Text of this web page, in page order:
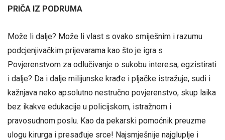
PRIČA IZ PODRUMA
Može li dalje? Može li vlast s ovako smiješnim i razumu
podcjenjivačkim prijevarama kao što je igra s
Povjerenstvom za odlučivanje o sukobu interesa, egzistirati
i dalje? Da i dalje milijunske krađe i pljačke istražuje, sudi i
kažnjava neko apsolutno nestručno povjerenstvo, skup laika
bez ikakve edukacije u policijskom, istražnom i
pravosudnom poslu. Kao da pekarski pomoćnik preuzme
ulogu kirurga i presađuje srce! Najsmješnije najgluplje i